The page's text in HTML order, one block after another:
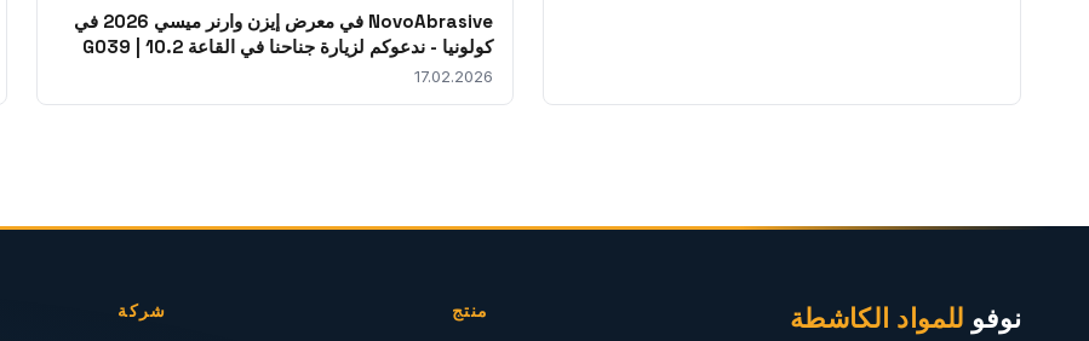
NovoAbrasive في معرض إيزن وارنر ميسي 2026 في
كولونيا - ندعوكم لزيارة جناحنا في القاعة 10.2 | G039
17.02.2026
نوفو للمواد الكاشطة منتج شركة